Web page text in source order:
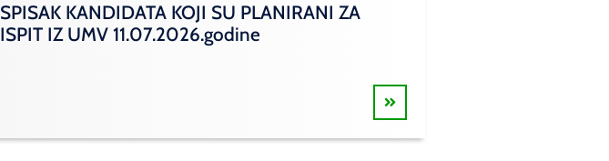
SPISAK KANDIDATA KOJI SU PLANIRANI ZA
ISPIT IZ UMV 11.07.2026.godine